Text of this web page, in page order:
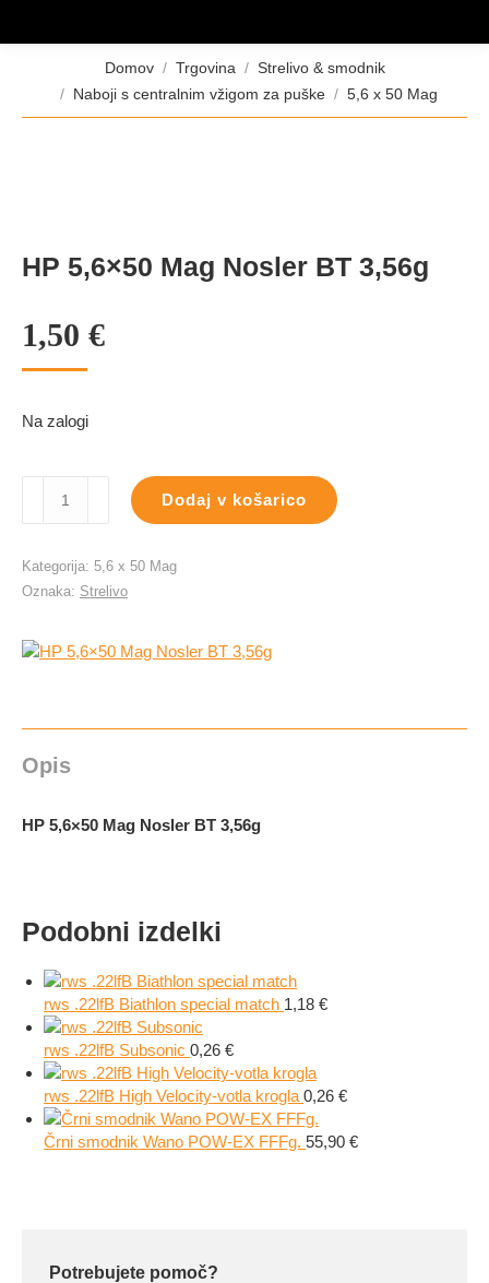
Domov Trgovina
Strelivo & smodnik
Naboji s centralnim vžigom za puške
5,6 x 50 Mag
HP 5,6×50 Mag Nosler BT 3,56g
1,50 €
Na zalogi
5,6x50
3,56g
Dodaj v košarico
Kategorija: 5,6 x 50 Mag
Oznaka: Strelivo
Opis
HP 5,6×50 Mag Nosler BT 3,56g
Podobni izdelki
rws .22lfB Biathlon special match 1,18 €
rws .22lfB Subsonic 0,26 €
rws .22lfB High Velocity-votla krogla 0,26 €
Črni smodnik Wano POW-EX FFFg. 55,90 €
Potrebujete pomoč?